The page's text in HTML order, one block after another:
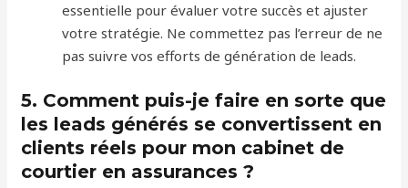
essentielle pour évaluer votre succès et ajuster
votre stratégie. Ne commettez pas l’erreur de ne
pas suivre vos efforts de génération de leads.
5. Comment puis-je faire en sorte que
les leads générés se convertissent en
clients réels pour mon cabinet de
courtier en assurances ?